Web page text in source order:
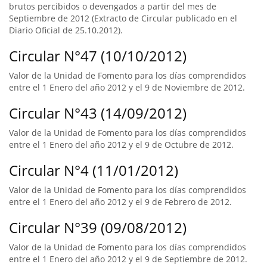
brutos percibidos o devengados a partir del mes de
Septiembre de 2012 (Extracto de Circular publicado en el
Diario Oficial de 25.10.2012).
Circular N°47 (10/10/2012)
Valor de la Unidad de Fomento para los días comprendidos
entre el 1 Enero del año 2012 y el 9 de Noviembre de 2012.
Circular N°43 (14/09/2012)
Valor de la Unidad de Fomento para los días comprendidos
entre el 1 Enero del año 2012 y el 9 de Octubre de 2012.
Circular N°4 (11/01/2012)
Valor de la Unidad de Fomento para los días comprendidos
entre el 1 Enero del año 2012 y el 9 de Febrero de 2012.
Circular N°39 (09/08/2012)
Valor de la Unidad de Fomento para los días comprendidos
entre el 1 Enero del año 2012 y el 9 de Septiembre de 2012.